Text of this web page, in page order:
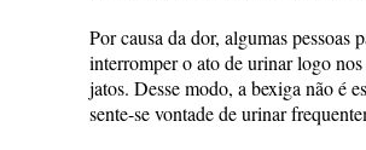
Por causa da dor, algumas pessoas
interromper o ato de urinar logo
jatos. Desse modo, a bexiga não é
sente-se vontade de urinar